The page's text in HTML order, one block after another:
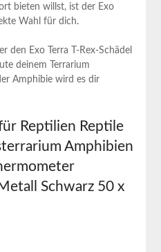
bieten willst, ist der Exo
Wahl für dich.
den Exo Terra T-Rex-Schädel
deinem⁣ Terrarium
Amphibie ⁢wird es ‌dir‌
Reptilien ⁤Reptile
Amphibien
Schwarz 50 ‍x